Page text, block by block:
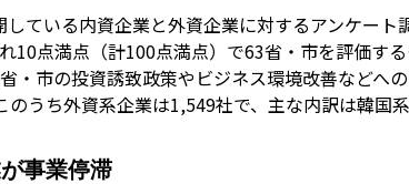
ている内資企業と外資企業に対するアンケー
10点満点（計100点満点）で63省・市を評価す
・市の投資誘致政策やビジネス環境改善などへ
うち外資系企業は1,549社で、主な内訳は韓国
事業停滞